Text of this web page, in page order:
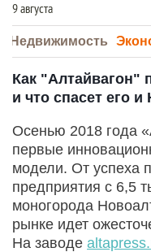
9 августа
Недвижимость
Как "Алтайвагон"
и что спасет его и
Осенью 2018 года
первые
модели. От успеха
предприятия с 6,5
моногорода
рынке идет
На заводе